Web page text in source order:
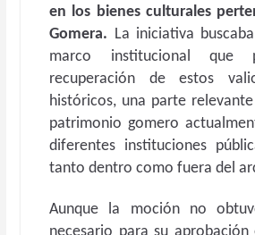
en los bienes culturales
Gomera. La iniciativa
marco institucional que
recuperación de estos
históricos, una parte
patrimonio gomero
diferentes instituciones
tanto dentro como fuera del
Aunque la moción no